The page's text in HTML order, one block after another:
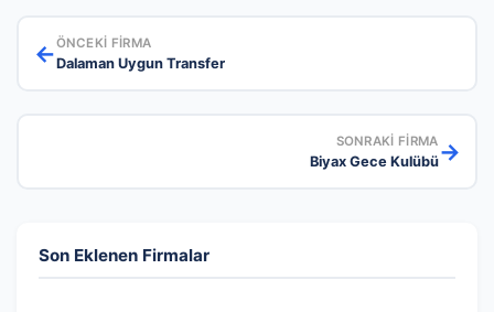
←ÖNCEKI FIRMA
Dalaman Uygun Transfer
SONRAKI FIRMA
Biyax Gece Kulübü→
Son Eklenen Firmalar